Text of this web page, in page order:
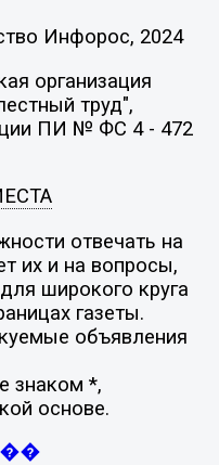
Инфорос, 2024
организация
труд",
ПИ № ФС 4 - 472
отвечать на
их и на вопросы,
широкого круга
газеты.
объявления
знаком *,
основе.